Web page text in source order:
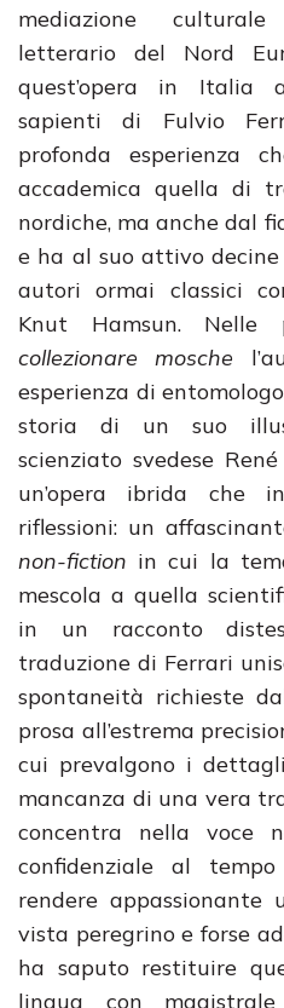
mediazione
letterario del Nord
quest’opera in Italia
sapienti di Fulvio
profonda esperienza
accademica quella di
nordiche, ma anche dal
e ha al suo attivo
autori ormai classici
Knut Hamsun. Nelle
collezionare mosche
esperienza di
storia di un suo
scienziato svedese
un’opera ibrida che
riflessioni: un
non-fiction in cui la
mescola a quella
in un racconto
traduzione di Ferrari
spontaneità richieste
prosa all’estrema
cui prevalgono i
mancanza di una vera
concentra nella voce
confidenziale al
rendere appassionante
vista peregrino e forse
ha saputo restituire
lingua con